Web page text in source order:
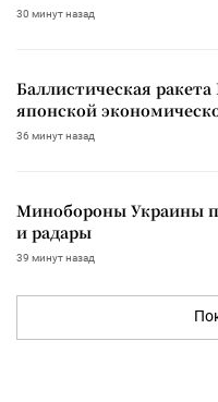
30 минут назад
Баллистическая
японской
36 минут назад
Минобороны Украины
и радары
39 минут назад